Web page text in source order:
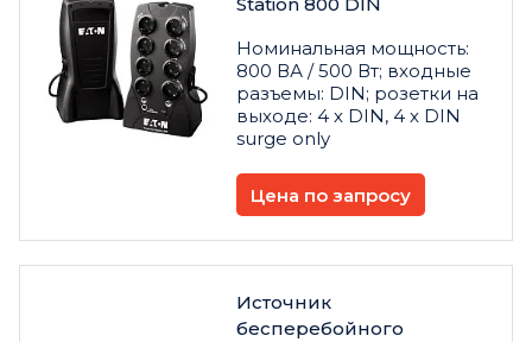
Номинальная мощность:
800 ВА / 500 Вт; входные
разъемы: DIN; розетки на
выходе: 4 х DIN, 4 х DIN
surge only
Цена по запросу
Источник
бесперебойного